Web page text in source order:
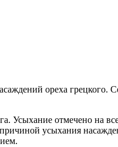
ореха грецкого.
Усыхание отмечено на
усыхания